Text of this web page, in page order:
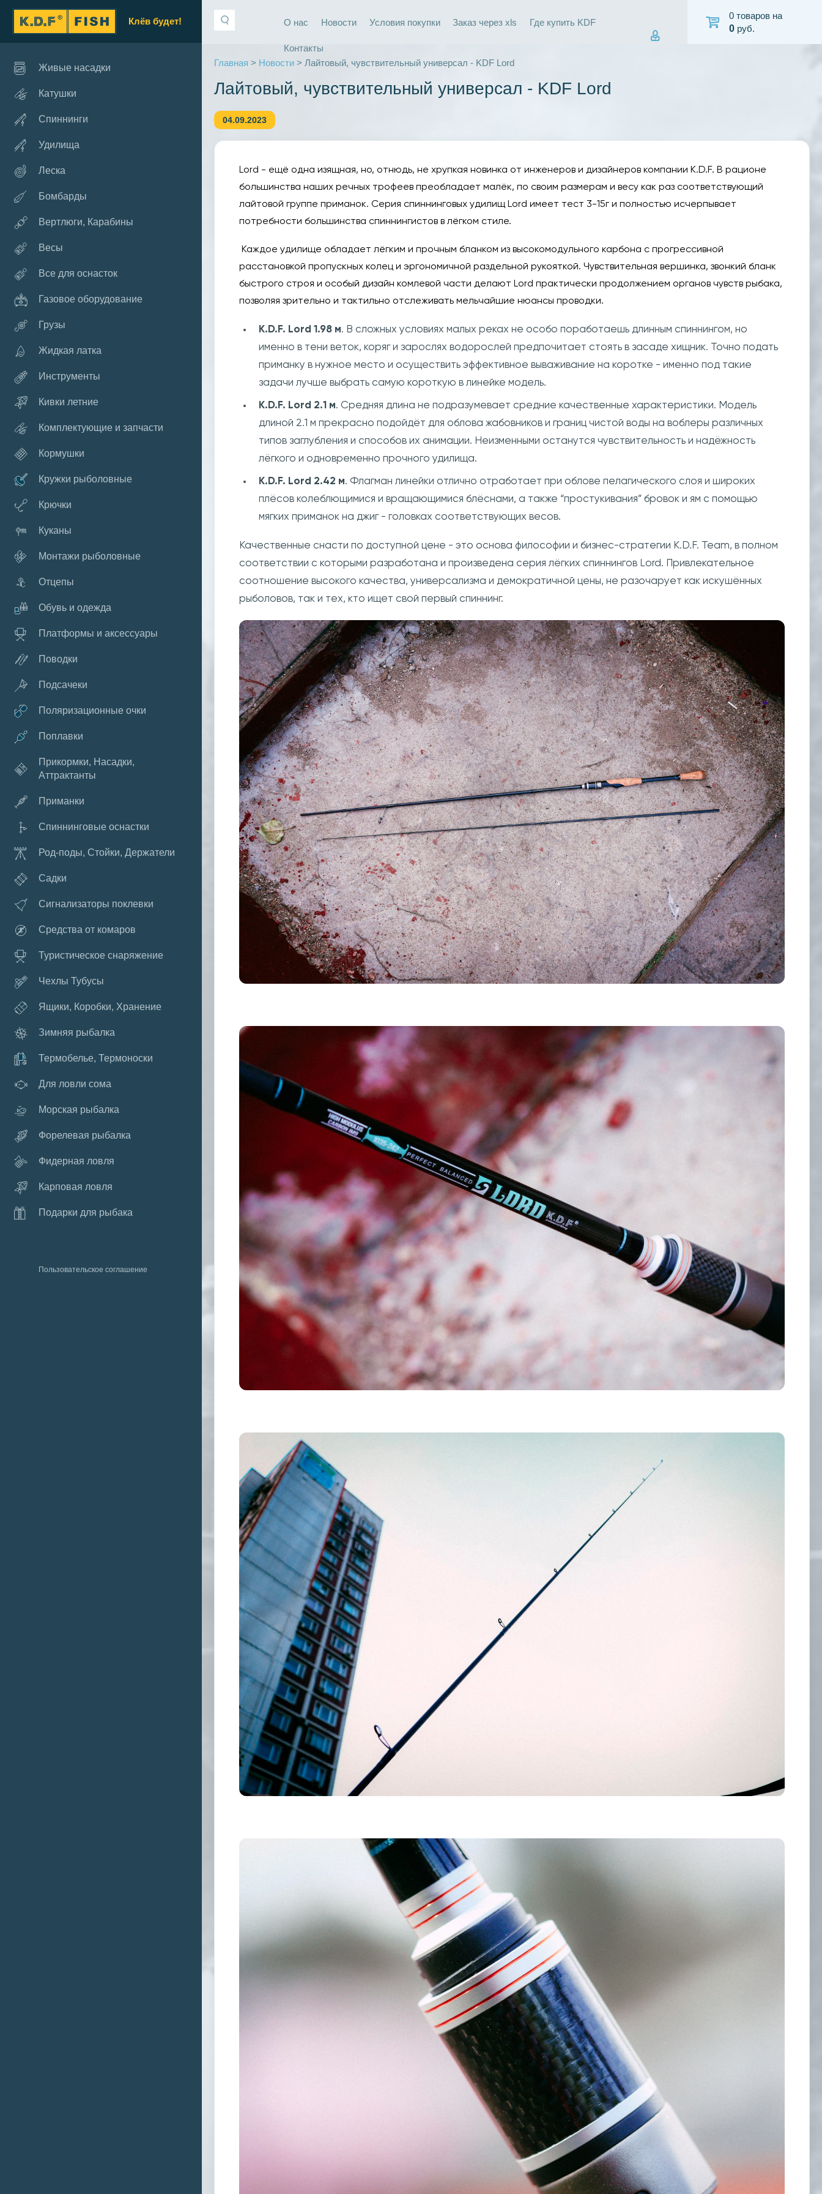
Клёв будет!
Живые насадки
Катушки
Спиннинги
Удилища
Леска
Бомбарды
Вертлюги, Карабины
Весы
Все для оснасток
Газовое оборудование
Грузы
Жидкая латка
Инструменты
Кивки летние
Комплектующие и запчасти
Кормушки
Кружки рыболовные
Крючки
Куканы
Монтажи рыболовные
Отцепы
Обувь и одежда
Платформы и аксессуары
Поводки
Подсачеки
Поляризационные очки
Поплавки
Прикормки, Насадки,
Аттрактанты
Приманки
Спиннинговые оснастки
Род-поды, Стойки, Держатели
Садки
Сигнализаторы поклевки
Средства от комаров
Туристическое снаряжение
Чехлы Тубусы
Ящики, Коробки, Хранение
Зимняя рыбалка
Термобелье, Термоноски
Для ловли сома
Морская рыбалка
Форелевая рыбалка
Фидерная ловля
Карповая ловля
Подарки для рыбака
Пользовательское соглашение
О нас Новости Условия покупки Заказ через xls Где купить KDF
Контакты
0 товаров на
0 руб.
Главная > Новости > Лайтовый, чувствительный универсал - KDF Lord
Лайтовый, чувствительный универсал - KDF Lord
04.09.2023
Lord - ещё одна изящная, но, отнюдь, не хрупкая новинка от инженеров и дизайнеров компании K.D.F. В рационе
большинства наших речных трофеев преобладает малёк, по своим размерам и весу как раз соответствующий
лайтовой группе приманок. Серия спиннинговых удилищ Lord имеет тест 3-15г и полностью исчерпывает
потребности большинства спиннингистов в лёгком стиле.
Каждое удилище обладает лёгким и прочным бланком из высокомодульного карбона с прогрессивной
расстановкой пропускных колец и эргономичной раздельной рукояткой. Чувствительная вершинка, звонкий бланк
быстрого строя и особый дизайн комлевой части делают Lord практически продолжением органов чувств рыбака,
позволяя зрительно и тактильно отслеживать мельчайшие нюансы проводки.
K.D.F. Lord 1.98 м. В сложных условиях малых реках не особо поработаешь длинным спиннингом, но
именно в тени веток, коряг и зарослях водорослей предпочитает стоять в засаде хищник. Точно подать
приманку в нужное место и осуществить эффективное вываживание на коротке - именно под такие
задачи лучше выбрать самую короткую в линейке модель.
K.D.F. Lord 2.1 м. Средняя длина не подразумевает средние качественные характеристики. Модель
длиной 2.1 м прекрасно подойдёт для облова жабовников и границ чистой воды на воблеры различных
типов заглубления и способов их анимации. Неизменными останутся чувствительность и надёжность
лёгкого и одновременно прочного удилища.
K.D.F. Lord 2.42 м. Флагман линейки отлично отработает при облове пелагического слоя и широких
плёсов колеблющимися и вращающимися блёснами, а также “простукивания” бровок и ям с помощью
мягких приманок на джиг - головках соответствующих весов.
Качественные снасти по доступной цене - это основа философии и бизнес-стратегии K.D.F. Team, в полном
соответствии с которыми разработана и произведена серия лёгких спиннингов Lord. Привлекательное
соотношение высокого качества, универсализма и демократичной цены, не разочарует как искушённых
рыболовов, так и тех, кто ищет свой первый спиннинг.